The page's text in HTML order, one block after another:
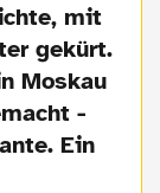
mit
gekürt.
Moskau
-
Ein